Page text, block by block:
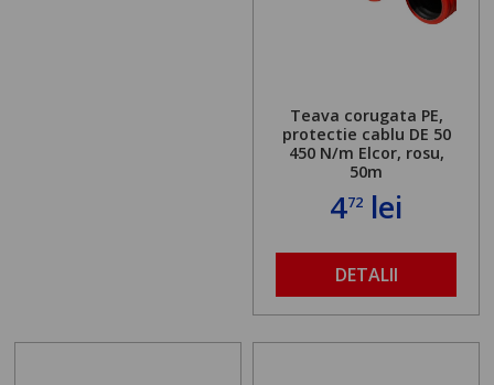
Teava corugata PE,
protectie cablu DE 50
450 N/m Elcor, rosu,
50m
472 lei
DETALII